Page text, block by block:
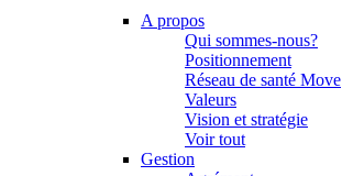
A propos
Qui sommes-nous?
Positionnement
Réseau de santé Move
Valeurs
Vision et stratégie
Voir tout
Gestion